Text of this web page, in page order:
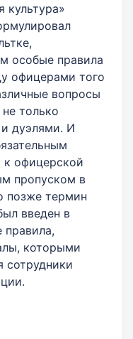
культура»
особые правила
офицерами того
вопросы
только
дуэлями. И
к офицерской
пропуском в
позже термин
введен в
правила,
которыми
сотрудники